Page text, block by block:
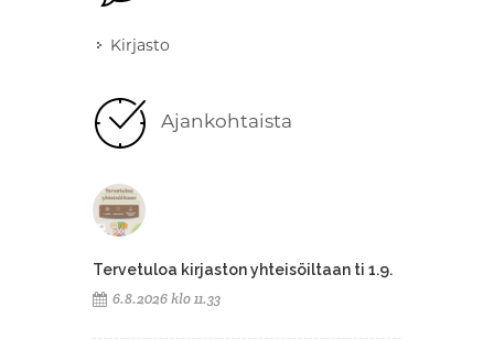
Kirjasto
Ajankohtaista
Tervetuloa kirjaston yhteisöiltaan ti 1.9.
6.8.2026 klo 11.33